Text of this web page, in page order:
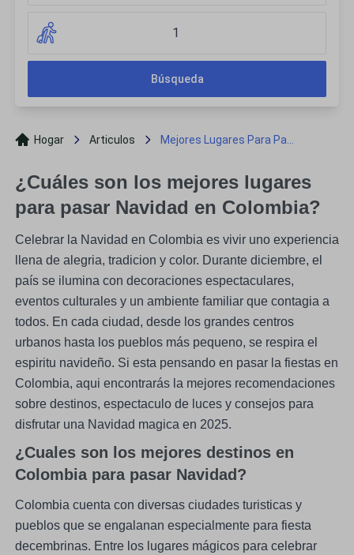
1
Búsqueda
Hogar Articulos Mejores Lugares Para Pa...
¿Cuáles son los mejores lugares
para pasar Navidad en Colombia?
Celebrar la Navidad en Colombia es vivir uno experiencia
llena de alegria, tradicion y color. Durante diciembre, el
país se ilumina con decoraciones espectaculares,
eventos culturales y un ambiente familiar que contagia a
todos. En cada ciudad, desde los grandes centros
urbanos hasta los pueblos más pequeno, se respira el
espiritu navideño. Si esta pensando en pasar la fiestas en
Colombia, aqui encontrarás la mejores recomendaciones
sobre destinos, espectaculo de luces y consejos para
disfrutar una Navidad magica en 2025.
¿Cuales son los mejores destinos en
Colombia para pasar Navidad?
Colombia cuenta con diversas ciudades turisticas y
pueblos que se engalanan especialmente para fiesta
decembrinas. Entre los lugares mágicos para celebrar